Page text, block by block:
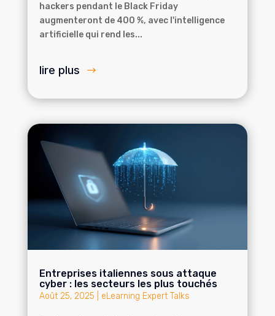
hackers pendant le Black Friday
augmenteront de 400 %, avec l'intelligence
artificielle qui rend les...
lire plus
Entreprises italiennes sous attaque
cyber : les secteurs les plus touchés
Août 25, 2025 eLearning Expert Talks